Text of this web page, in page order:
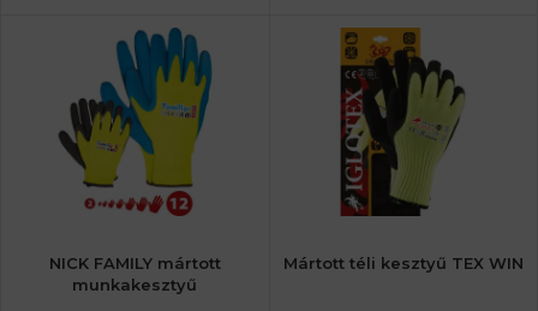
NICK FAMILY mártott
munkakesztyű
Mártott téli kesztyű TEX WIN